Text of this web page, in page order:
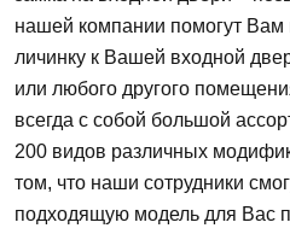
нашей компании помогут
личинку к Вашей входной
или любого другого
всегда с собой большой
200 видов различных
том, что наши сотрудники
подходящую модель для Вас